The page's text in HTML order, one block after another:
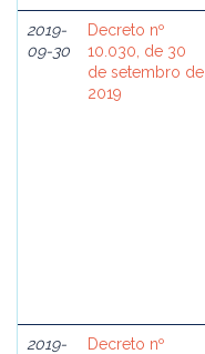
2019-
09-30
Decreto nº
10.030, de 30
de setembro de
2019
2019-
Decreto nº